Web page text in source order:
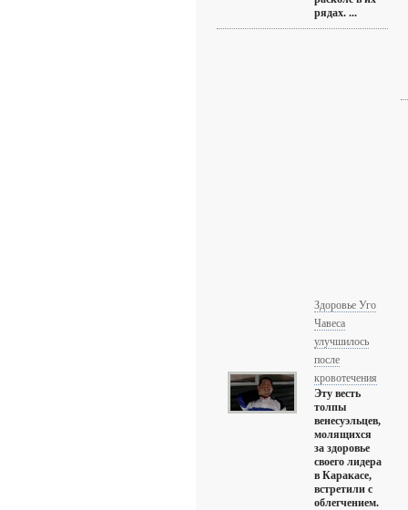
рядах. ...
Здоровье Уго
Чавеса
улучшилось
после
кровотечения
Эту весть
толпы
венесуэльцев,
молящихся
за здоровье
своего лидера
в Каракасе,
встретили с
облегчением.